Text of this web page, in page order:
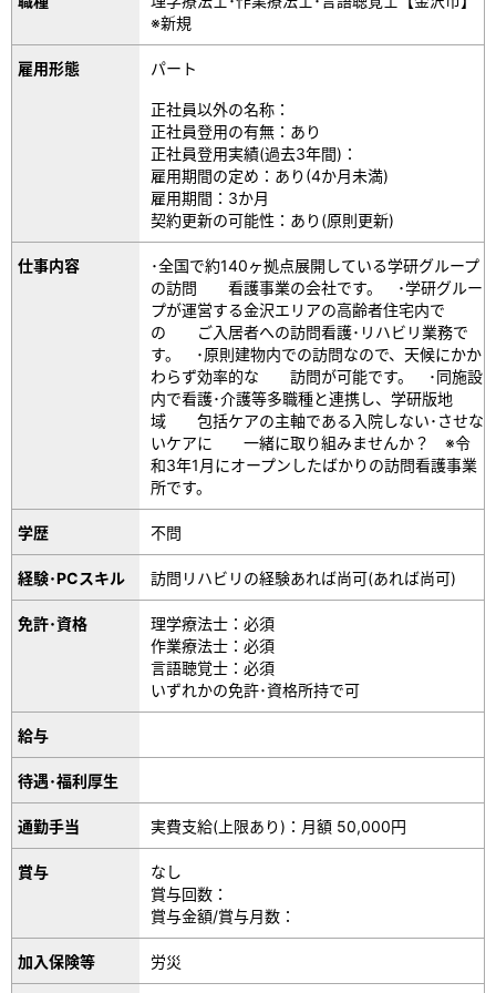
※新規
雇用形態 パート
正社員以外の名称：
正社員登用の有無：あり
正社員登用実績(過去3年間)：
雇用期間の定め：あり(4か月未満)
雇用期間：3か月
契約更新の可能性：あり(原則更新)
仕事内容
･全国で約140ヶ拠点展開している学研グループ
の訪問 看護事業の会社です。 ･学研グルー
プが運営する金沢エリアの高齢者住宅内で
の ご入居者への訪問看護･リハビリ業務で
す。 ･原則建物内での訪問なので、天候にかか
わらず効率的な 訪問が可能です。 ･同施設
内で看護･介護等多職種と連携し、学研版地
域 包括ケアの主軸である入院しない･させな
いケアに 一緒に取り組みませんか？ ※令
和3年1月にオープンしたばかりの訪問看護事業
所です。
学歴 不問
経験･PCスキル 訪問リハビリの経験あれば尚可(あれば尚可)
免許･資格
理学療法士：必須
作業療法士：必須
言語聴覚士：必須
いずれかの免許･資格所持で可
給与
待遇･福利厚生
通勤手当 実費支給(上限あり)：月額 50,000円
賞与
なし
賞与回数：
賞与金額/賞与月数：
加入保険等 労災